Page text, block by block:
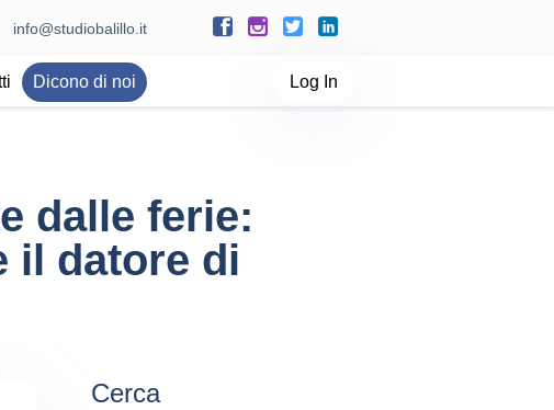
info@studiobalillo.it
Dicono di noi Log In
dalle ferie:
il datore di
Cerca